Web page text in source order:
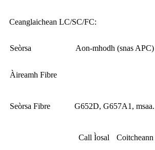
Ceanglaichean LC/SC/FC:
Seòrsa Aon-mhodh (snas APC)
Àireamh Fibre
Seòrsa Fibre G652D, G657A1, msaa.
Call Ìosal Coitcheann